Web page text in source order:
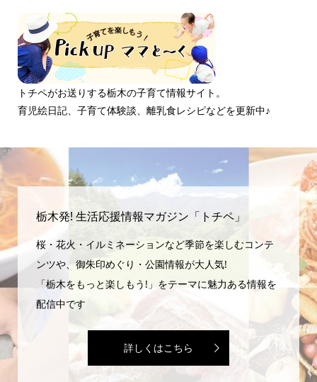
トチペがお送りする栃木の子育て情報サイト。
育児絵日記、子育て体験談、離乳食レシピなどを更新中♪
栃木発! 生活応援情報マガジン「トチペ」
桜・花火・イルミネーションなど季節を楽しむコンテ
ンツや、御朱印めぐり・公園情報が大人気!
「栃木をもっと楽しもう!」をテーマに魅力ある情報を
配信中です
詳しくはこちら